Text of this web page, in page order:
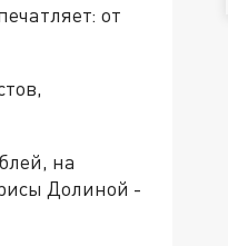
от
на
Долиной -